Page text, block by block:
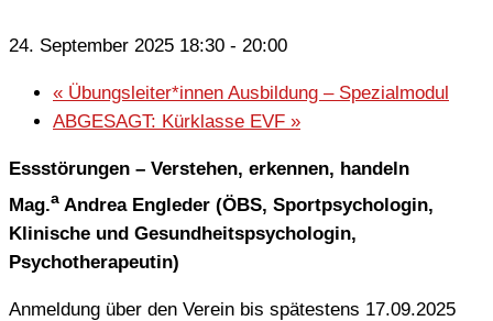
24. September 2025 18:30 - 20:00
« Übungsleiter*innen Ausbildung – Spezialmodul
ABGESAGT: Kürklasse EVF »
Essstörungen – Verstehen, erkennen, handeln
Mag.a Andrea Engleder (ÖBS, Sportpsychologin,
Klinische und Gesundheitspsychologin,
Psychotherapeutin)
Anmeldung über den Verein bis spätestens 17.09.2025